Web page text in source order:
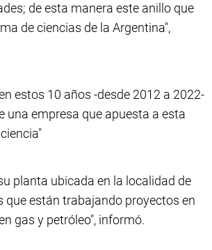
de esta manera este anillo que
de ciencias de la Argentina",
estos 10 años -desde 2012 a 2022-
una empresa que apuesta a esta
planta ubicada en la localidad de
que están trabajando proyectos en
gas y petróleo", informó.